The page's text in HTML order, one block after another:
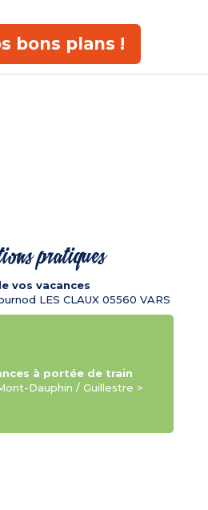
bons plans !
pratiques
vos vacances
LES CLAUX 05560 VARS
à portée de train
Dauphin / Guillestre >